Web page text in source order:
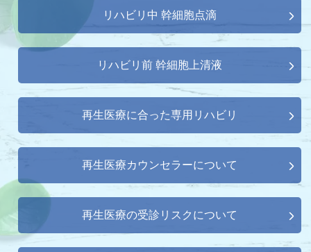
リハビリ中 幹細胞点滴
リハビリ前 幹細胞上清液
再生医療に合った専用リハビリ
再生医療カウンセラーについて
再生医療の受診リスクについて